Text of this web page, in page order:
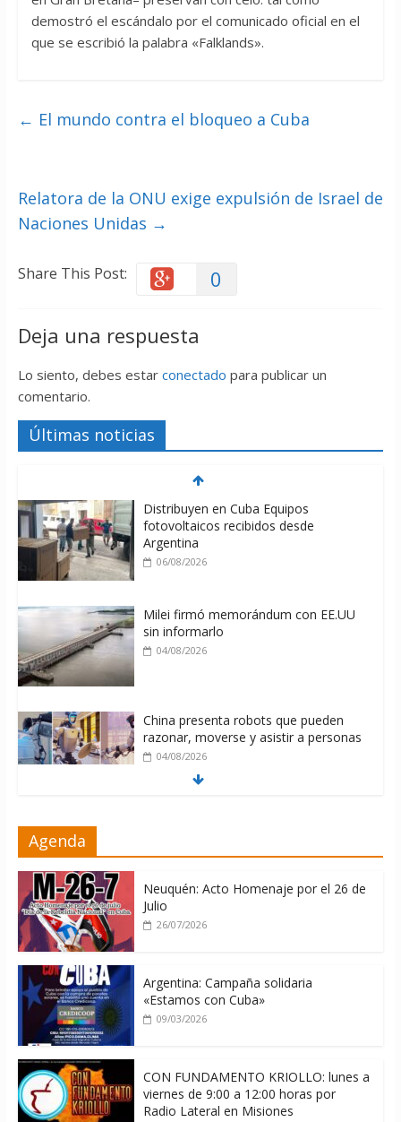
demostró el escándalo por el comunicado oficial en el
que se escribió la palabra «Falklands».
← El mundo contra el bloqueo a Cuba
Relatora de la ONU exige expulsión de Israel de
Naciones Unidas →
Share This Post: 0
Deja una respuesta
Lo siento, debes estar conectado para publicar un
comentario.
Últimas noticias
Distribuyen en Cuba Equipos
fotovoltaicos recibidos desde
Argentina
06/08/2026
Milei firmó memorándum con EE.UU
sin informarlo
04/08/2026
China presenta robots que pueden
razonar, moverse y asistir a personas
04/08/2026
patria
Agenda
Neuquén: Acto Homenaje por el 26 de
Julio
26/07/2026
Argentina: Campaña solidaria
«Estamos con Cuba»
09/03/2026
CON FUNDAMENTO KRIOLLO: lunes a
viernes de 9:00 a 12:00 horas por
Radio Lateral en Misiones